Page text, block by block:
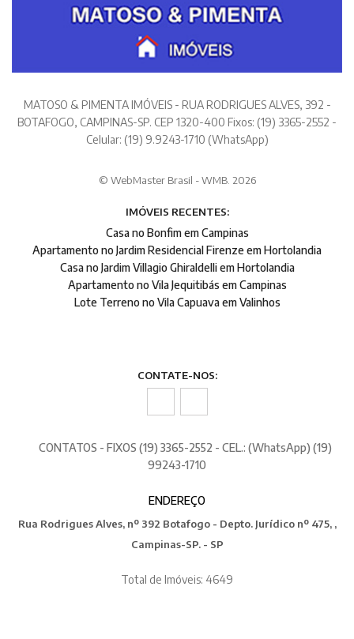
MATOSO & PIMENTA IMÓVEIS - RUA RODRIGUES ALVES, 392 -
BOTAFOGO, CAMPINAS-SP. CEP 1320-400 Fixos: (19) 3365-2552 -
Celular: (19) 9.9243-1710 (WhatsApp)
© WebMaster Brasil - WMB. 2026
IMÓVEIS RECENTES:
Casa no Bonfim em Campinas
Apartamento no Jardim Residencial Firenze em Hortolandia
Casa no Jardim Villagio Ghiraldelli em Hortolandia
Apartamento no Vila Jequitibás em Campinas
Lote Terreno no Vila Capuava em Valinhos
CONTATE-NOS:
CONTATOS - FIXOS (19) 3365-2552 - CEL.: (WhatsApp) (19)
99243-1710
ENDEREÇO
Rua Rodrigues Alves, nº 392 Botafogo - Depto. Jurídico nº 475, ,
Campinas-SP. - SP
Total de Imóveis: 4649